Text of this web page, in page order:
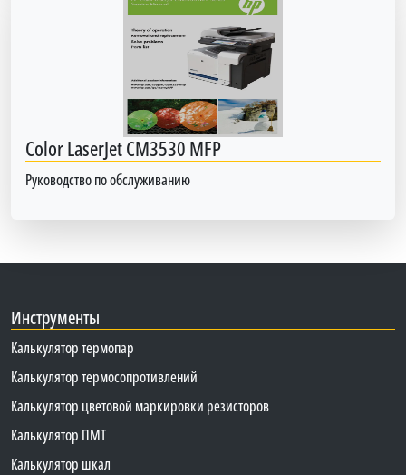
Color LaserJet CM3530 MFP
Руководство по обслуживанию
Инструменты
Калькулятор термопар
Калькулятор термосопротивлений
Калькулятор цветовой маркировки резисторов
Калькулятор ПМТ
Калькулятор шкал